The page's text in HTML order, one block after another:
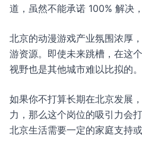
道，虽然不能承诺 100% 解决
北京的动漫游戏产业氛围浓厚
游资源。即使未来跳槽，在这
视野也是其他城市难以比拟的。
如果你不打算长期在北京发展
力，那么这个岗位的吸引力会
北京生活需要一定的家庭支持